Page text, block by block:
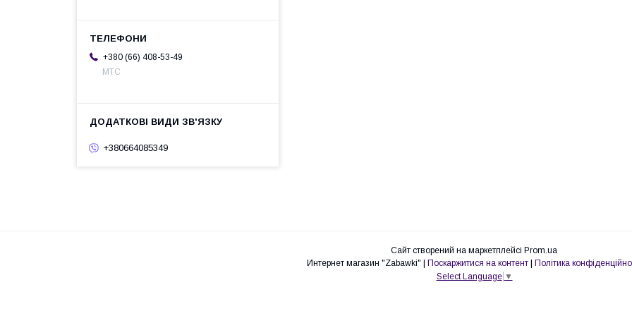
+380 (66) 408-53-49
МТС
+380664085349
Сайт створений на маркетплейсі Prom.ua
Поскаржитися на контент
Політика
Select Language ▼